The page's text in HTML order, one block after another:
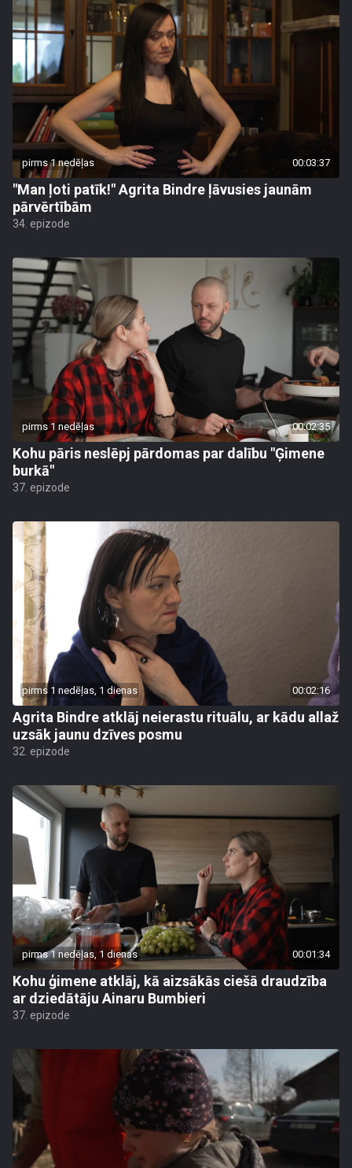
pirms 1 nedēļas 00:03:37
"Man ļoti patīk!" Agrita Bindre ļāvusies jaunām
pārvērtībām
34. epizode
pirms 1 nedēļas 00:02:35
Kohu pāris neslēpj pārdomas par dalību "Ģimene
burkā"
37. epizode
pirms 1 nedēļas, 1 dienas 00:02:16
Agrita Bindre atklāj neierastu rituālu, ar kādu allaž
uzsāk jaunu dzīves posmu
32. epizode
pirms 1 nedēļas, 1 dienas 00:01:34
Kohu ģimene atklāj, kā aizsākās ciešā draudzība
ar dziedātāju Ainaru Bumbieri
37. epizode